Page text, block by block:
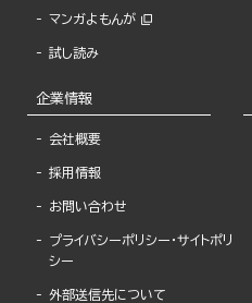
マンガよもんが
試し読み
企業情報
会社概要
採用情報
お問い合わせ
プライバシーポリシー・サイトポリ
シー
外部送信先について